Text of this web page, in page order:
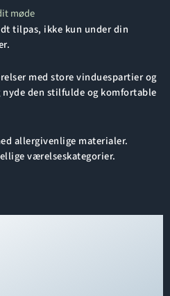
møde
tilpas, ikke kun under din
med store vinduespartier og
nyde den stilfulde og komfortable
allergivenlige materialer.
værelseskategorier.